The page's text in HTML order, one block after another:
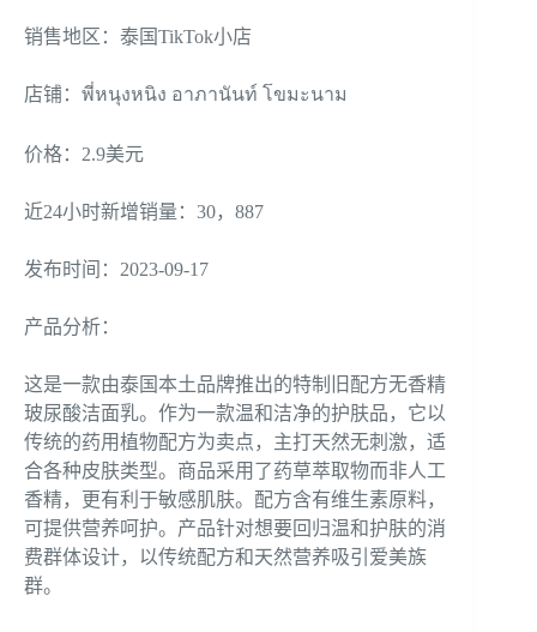
销售地区：泰国TikTok小店
店铺：พี่หนุงหนิง อาภานันท์ โขมะนาม
价格：2.9美元
近24小时新增销量：30，887
发布时间：2023-09-17
产品分析：
这是一款由泰国本土品牌推出的特制旧配方无香精
玻尿酸洁面乳。作为一款温和洁净的护肤品，它以
传统的药用植物配方为卖点，主打天然无刺激，适
合各种皮肤类型。商品采用了药草萃取物而非人工
香精，更有利于敏感肌肤。配方含有维生素原料，
可提供营养呵护。产品针对想要回归温和护肤的消
费群体设计，以传统配方和天然营养吸引爱美族
群。